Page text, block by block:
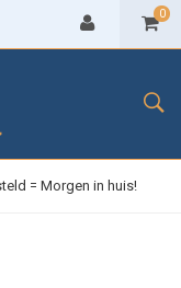
0
= Morgen in huis!